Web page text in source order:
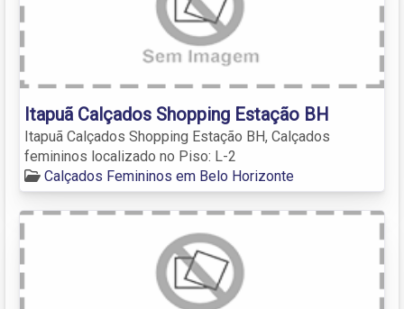
Itapuã Calçados Shopping Estação BH
Itapuã Calçados Shopping Estação BH, Calçados
femininos localizado no Piso: L-2
Calçados Femininos em Belo Horizonte